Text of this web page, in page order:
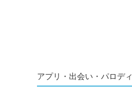
アプリ・出会い・パロディ